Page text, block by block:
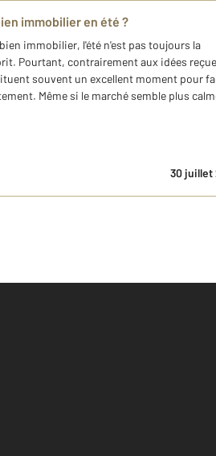
immobilier en été ?
immobilier, l'été n'est pas toujours la
Pourtant, contrairement aux idées
souvent un excellent moment pour
Même si le marché semble plus
30 juillet